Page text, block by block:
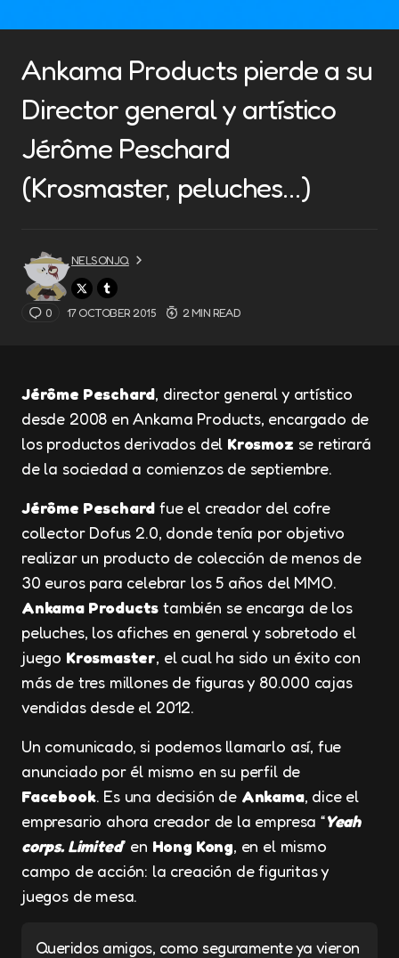
Ankama Products pierde a su
Director general y artístico
Jérôme Peschard
(Krosmaster, peluches…)
NELSONJQ
0 17 OCTOBER 2015 2 MIN READ
Jérôme Peschard, director general y artístico
desde 2008 en Ankama Products, encargado de
los productos derivados del Krosmoz se retirará
de la sociedad a comienzos de septiembre.
Jérôme Peschard fue el creador del cofre
collector Dofus 2.0, donde tenía por objetivo
realizar un producto de colección de menos de
30 euros para celebrar los 5 años del MMO.
Ankama Products también se encarga de los
peluches, los afiches en general y sobretodo el
juego Krosmaster, el cual ha sido un éxito con
más de tres millones de figuras y 80.000 cajas
vendidas desde el 2012.
Un comunicado, si podemos llamarlo así, fue
anunciado por él mismo en su perfil de
Facebook. Es una decisión de Ankama, dice el
empresario ahora creador de la empresa “Yeah
corps. Limited” en Hong Kong, en el mismo
campo de acción: la creación de figuritas y
juegos de mesa.
Queridos amigos, como seguramente ya vieron